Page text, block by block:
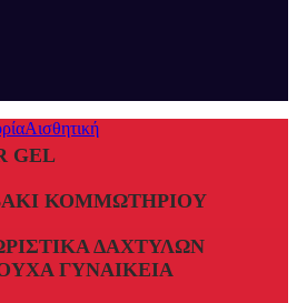
Αισθητική
GEL
ΚΟΜΜΩΤΗΡΊΟΥ
ΔΑΧΤΎΛΩΝ
ΓΥΝΑΙΚΕΊΑ